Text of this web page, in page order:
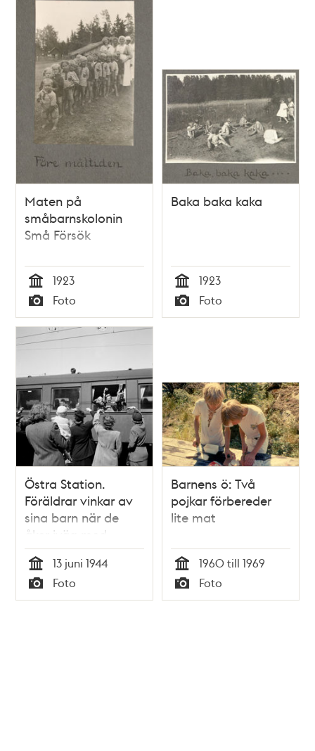
Maten på
småbarnskolonin
Små Försök
Tid
1923
Typ
Foto
Baka baka kaka
Tid
1923
Typ
Foto
Östra Station.
Föräldrar vinkar av
sina barn när de
åker iväg med
Roslagståget mot
Barnens Ö.
Trehundra
stockholmsbarn
Tid
13 juni 1944
Typ
Foto
Barnens ö: Två
pojkar förbereder
lite mat
Tid
1960 till 1969
Typ
Foto